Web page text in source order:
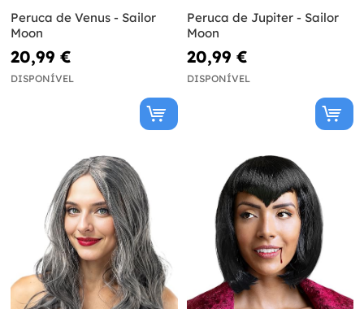
Peruca de Venus - Sailor
Moon
20,99 €
DISPONÍVEL
Peruca de Jupiter - Sailor
Moon
20,99 €
DISPONÍVEL